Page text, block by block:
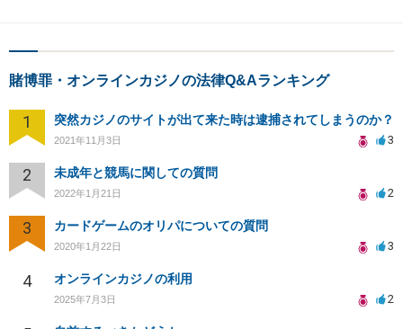
賭博罪・オンラインカジノの法律Q&Aランキング
1 突然カジノのサイトが出て来た時は逮捕されてしまうのか？
2021年11月3日 3
2 未成年と競馬に関しての質問
2022年1月21日 2
3 カードゲームのオリパについての質問
2020年1月22日 3
4 オンラインカジノの利用
2025年7月3日 2